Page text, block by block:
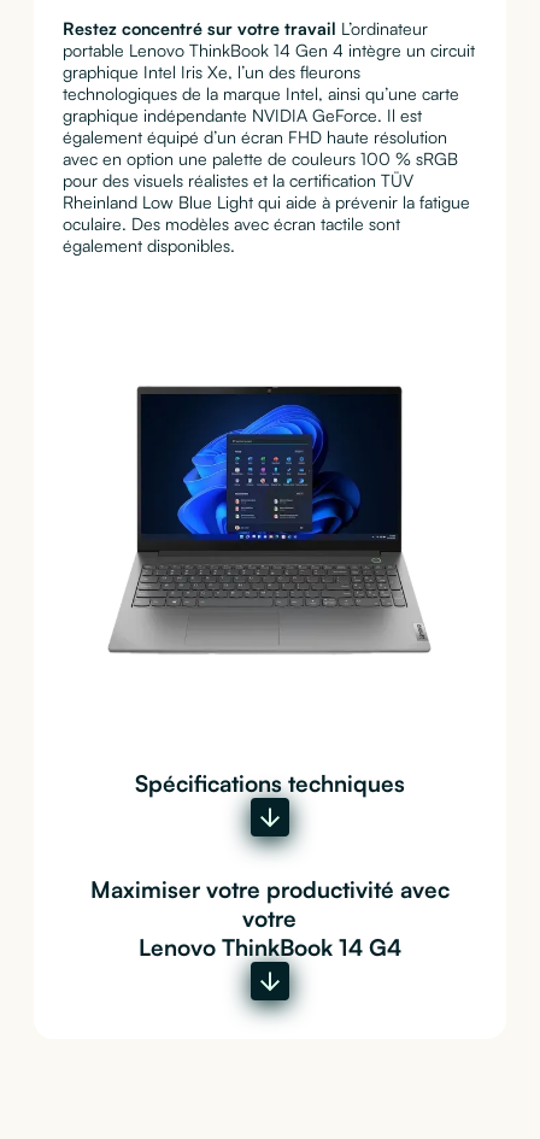
Restez concentré sur votre travail L’ordinateur
portable Lenovo ThinkBook 14 Gen 4 intègre un circuit
graphique Intel Iris Xe, l’un des fleurons
technologiques de la marque Intel, ainsi qu’une carte
graphique indépendante NVIDIA GeForce. Il est
également équipé d’un écran FHD haute résolution
avec en option une palette de couleurs 100 % sRGB
pour des visuels réalistes et la certification TÜV
Rheinland Low Blue Light qui aide à prévenir la fatigue
oculaire. Des modèles avec écran tactile sont
également disponibles.
Spécifications techniques
Maximiser votre productivité avec
votre
Lenovo ThinkBook 14 G4